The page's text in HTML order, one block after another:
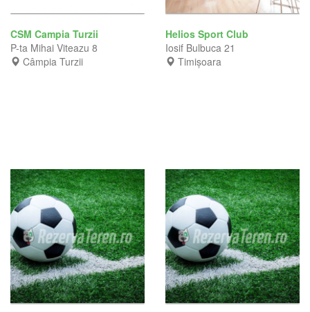
CSM Campia Turzii
P-ta Mihai Viteazu 8
Câmpia Turzii
Helios Sport Club
Iosif Bulbuca 21
Timișoara